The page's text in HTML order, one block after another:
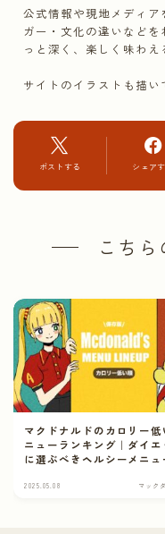
公式情報や現地メディ
ガー・文化の違いなど
っと深く、楽しく味わえ
サイトのイラストも描い
ポストする シェア
こち
マクドナルドのカロリー低
ニューランキング｜ダイエ
に選ぶべきヘルシーメニュ
2025.05.08 マック